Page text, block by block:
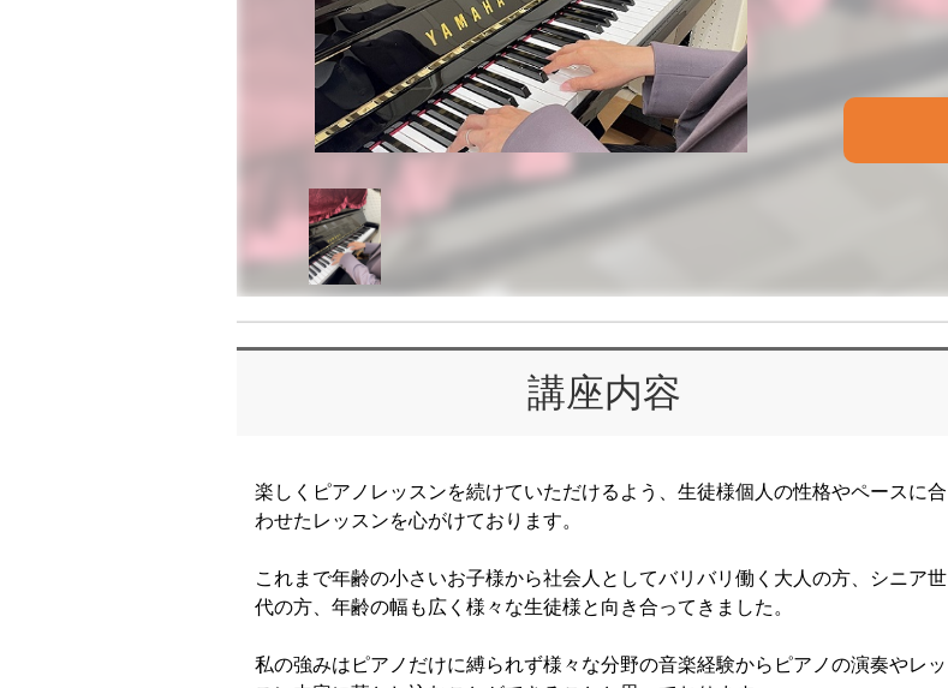
講座内容
楽しくピアノレッスンを続けていただけるよう、生徒様個人の性格やペースに合
わせたレッスンを心がけております。
これまで年齢の小さいお子様から社会人としてバリバリ働く大人の方、シニア世
代の方、年齢の幅も広く様々な生徒様と向き合ってきました。
私の強みはピアノだけに縛られず様々な分野の音楽経験からピアノの演奏やレッ